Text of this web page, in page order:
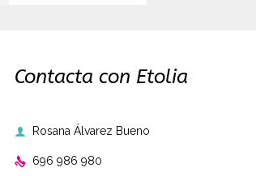
Contacta con Etolia
 Rosana Álvarez Bueno
 696 986 980